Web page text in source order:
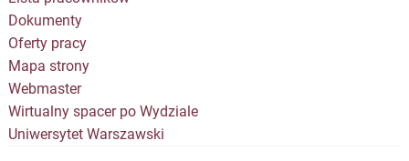
Dokumenty
Oferty pracy
Mapa strony
Webmaster
Wirtualny spacer po Wydziale
Uniwersytet Warszawski